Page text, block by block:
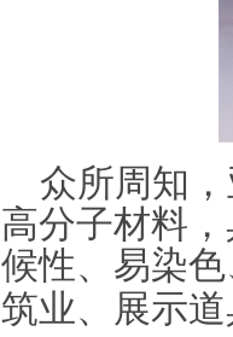
众所周知，
高分子材料
候性、易染
筑业、展示